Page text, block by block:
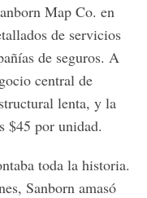
Map Co. en
de servicios
de seguros. A
central de
lenta, y la
$45 por unidad.
toda la historia.
Sanborn amasó